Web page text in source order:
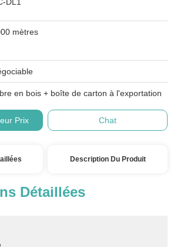
mètres
en bois + boîte de carton à l'exportation
Prix Chat
Description Du Produit
Détaillées